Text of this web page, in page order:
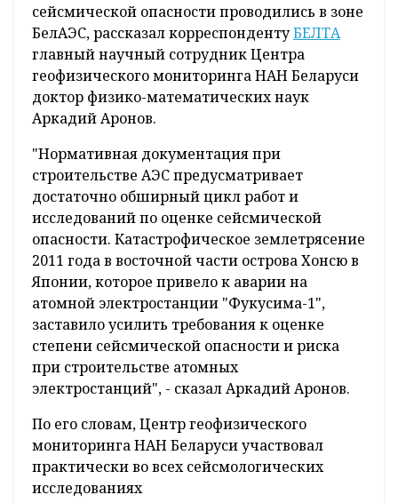
Какие исследования по оценке
сейсмической опасности проводились в зоне
БелАЭС, рассказал корреспондентуБЕЛТА
главный научный сотрудник Центра
геофизического мониторинга НАН Беларуси
доктор физико-математических наук
Аркадий Аронов.
"Нормативная документация при
строительстве АЭС предусматривает
достаточно обширный цикл работ и
опасности. Катастрофическое землетрясение
2011 года в восточной части острова Хонсю в
Японии, которое привело к аварии на
атомной электростанции "Фукусима-1",